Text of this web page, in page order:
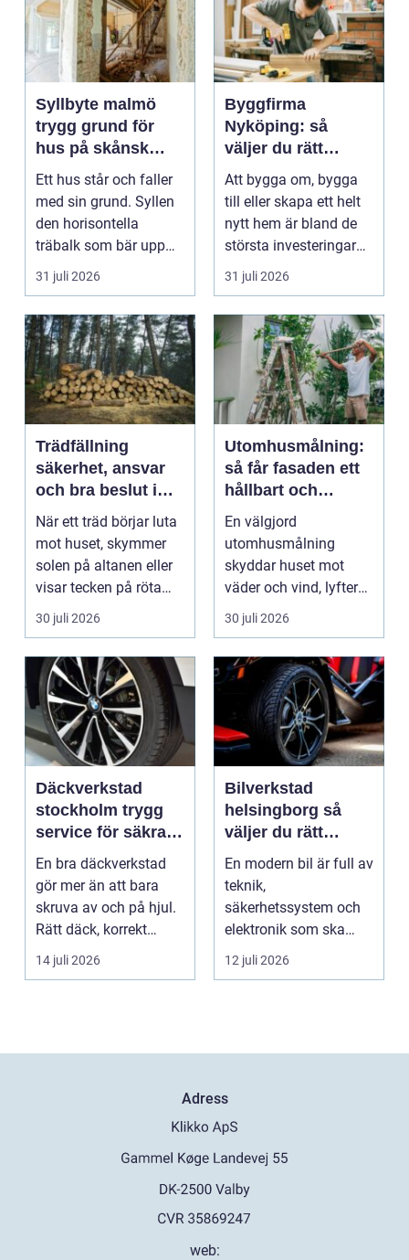
Syllbyte malmö
trygg grund för
hus på skånsk
mark
Ett hus står och faller
med sin grund. Syllen
den horisontella
träbalk som bär upp
väggarna mot pla...
31 juli 2026
Byggfirma
Nyköping: så
väljer du rätt
partner för ditt
projekt
Att bygga om, bygga
till eller skapa ett helt
nytt hem är bland de
största investeringar
m...
31 juli 2026
Trädfällning
säkerhet, ansvar
och bra beslut i
trädgården
När ett träd börjar luta
mot huset, skymmer
solen på altanen eller
visar tecken på röta
uppstår ofta...
30 juli 2026
Utomhusmålning:
så får fasaden ett
hållbart och
vackert resultat
En välgjord
utomhusmålning
skyddar huset mot
väder och vind, lyfter
helhetsintrycket...
30 juli 2026
Däckverkstad
stockholm trygg
service för säkra
mil året runt
En bra däckverkstad
gör mer än att bara
skruva av och på hjul.
Rätt däck, korrekt
montering och rege...
14 juli 2026
Bilverkstad
helsingborg så
väljer du rätt
service för din bil
En modern bil är full av
teknik,
säkerhetssystem och
elektronik som ska
fungera tillsammans
varje da...
12 juli 2026
Adress
web: